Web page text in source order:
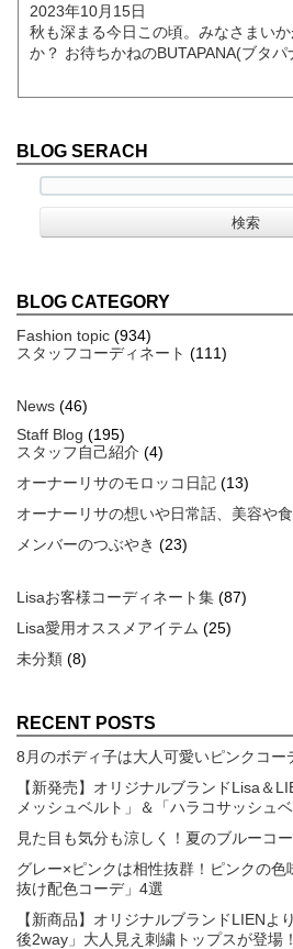
2023年10月15日
秋も深まる今日この頃。みなさまい
か？ お待ちかねのBUTAPANA(ブタ
BLOG SERACH
BLOG CATEGORY
Fashion topic (934)
スタッフコーディネート (111)
News (46)
Staff Blog (195)
スタッフ自己紹介 (4)
オーナーリサのモロッコ日記 (13)
オーナーリサの想いや日常話、美容や食
メンバーのつぶやき (23)
Lisaお客様コーディネート集 (87)
Lisa愛用オススメアイテム (25)
未分類 (8)
RECENT POSTS
8月のボディ子は大人可愛いピンクコ
【新発売】オリジナルブランドLisa＆
メッシュベルト」＆「ハラコサッシュ
見た目も気分も涼しく！夏のブルーコ
グレー×ピンクは相性抜群！ピンクの
抜け配色コーデ」4選
【新商品】オリジナルブランドLIENよ
後2way」大人見え刺繍トップスが登場！